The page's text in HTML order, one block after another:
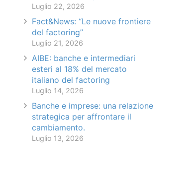
Luglio 22, 2026
Fact&News: “Le nuove frontiere
del factoring”
Luglio 21, 2026
AIBE: banche e intermediari
esteri al 18% del mercato
italiano del factoring
Luglio 14, 2026
Banche e imprese: una relazione
strategica per affrontare il
cambiamento.
Luglio 13, 2026